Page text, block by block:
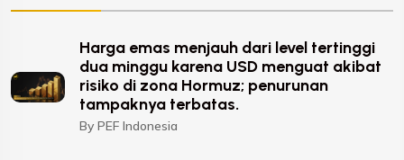
Harga emas menjauh dari level tertinggi
dua minggu karena USD menguat akibat
risiko di zona Hormuz; penurunan
tampaknya terbatas.
By PEF Indonesia